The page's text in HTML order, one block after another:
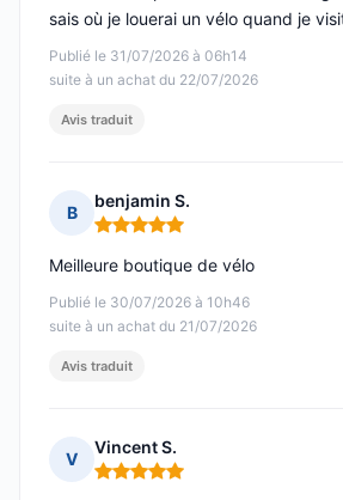
Publié le 31/07/2026 à 06h14
suite à un achat du 22/07/2026
sais où je louerai un vélo quand je
Avis traduit
B
benjamin S.
Note : 5 sur 5
Publié le 30/07/2026 à 10h46
suite à un achat du 21/07/2026
Meilleure boutique de vélo
Avis traduit
V
Vincent S.
Note : 5 sur 5